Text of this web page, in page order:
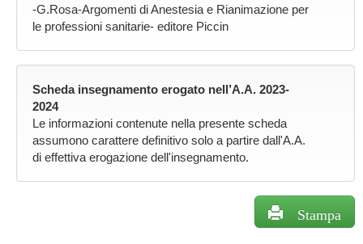
-G.Rosa-Argomenti di Anestesia e Rianimazione per
le professioni sanitarie- editore Piccin
Scheda insegnamento erogato nell’A.A. 2023-
2024
Le informazioni contenute nella presente scheda
assumono carattere definitivo solo a partire dall'A.A.
di effettiva erogazione dell'insegnamento.
Stampa